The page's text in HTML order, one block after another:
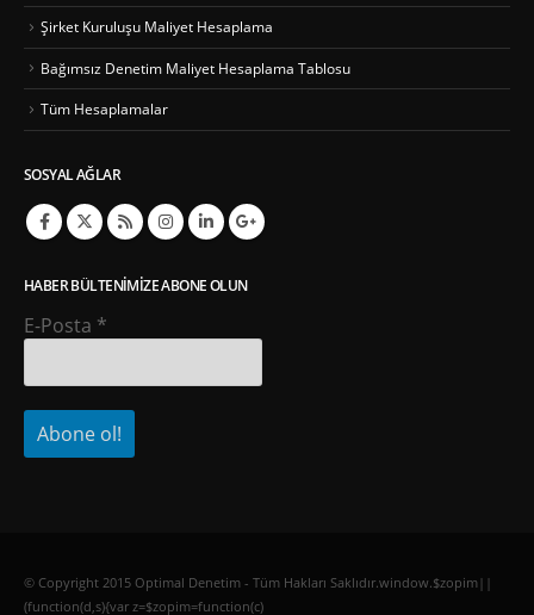
Şirket Kuruluşu Maliyet Hesaplama
Bağımsız Denetim Maliyet Hesaplama Tablosu
Tüm Hesaplamalar
SOSYAL AĞLAR
HABER BÜLTENIMIZE ABONE OLUN
E-Posta *
© Copyright 2015 Optimal Denetim - Tüm Hakları Saklıdır.window.$zopim||
(function(d,s){var z=$zopim=function(c)